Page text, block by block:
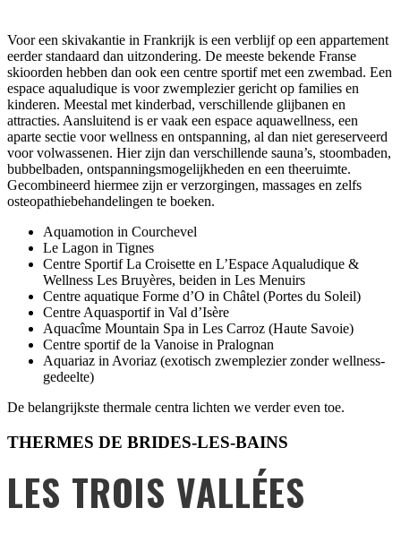
Voor een skivakantie in Frankrijk is een verblijf op een appartement
eerder standaard dan uitzondering. De meeste bekende Franse
skioorden hebben dan ook een centre sportif met een zwembad. Een
espace aqualudique is voor zwemplezier gericht op families en
kinderen. Meestal met kinderbad, verschillende glijbanen en
attracties. Aansluitend is er vaak een espace aquawellness, een
aparte sectie voor wellness en ontspanning, al dan niet gereserveerd
voor volwassenen. Hier zijn dan verschillende sauna’s, stoombaden,
bubbelbaden, ontspanningsmogelijkheden en een theeruimte.
Gecombineerd hiermee zijn er verzorgingen, massages en zelfs
osteopathiebehandelingen te boeken.
Aquamotion in Courchevel
Le Lagon in Tignes
Centre Sportif La Croisette en L’Espace Aqualudique &
Wellness Les Bruyères, beiden in Les Menuirs
Centre aquatique Forme d’O in Châtel (Portes du Soleil)
Centre Aquasportif in Val d’Isère
Aquacîme Mountain Spa in Les Carroz (Haute Savoie)
Centre sportif de la Vanoise in Pralognan
Aquariaz in Avoriaz (exotisch zwemplezier zonder wellness-
gedeelte)
De belangrijkste thermale centra lichten we verder even toe.
THERMES DE BRIDES-LES-BAINS
LES TROIS VALLÉES